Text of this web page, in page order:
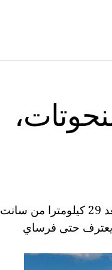
بيترهوف - حديقة رائعة مع العديد من النوافير والتماثيل، والذي يقع على بعد 29 كيلومترا من سانت
يعترف حتى فرساي